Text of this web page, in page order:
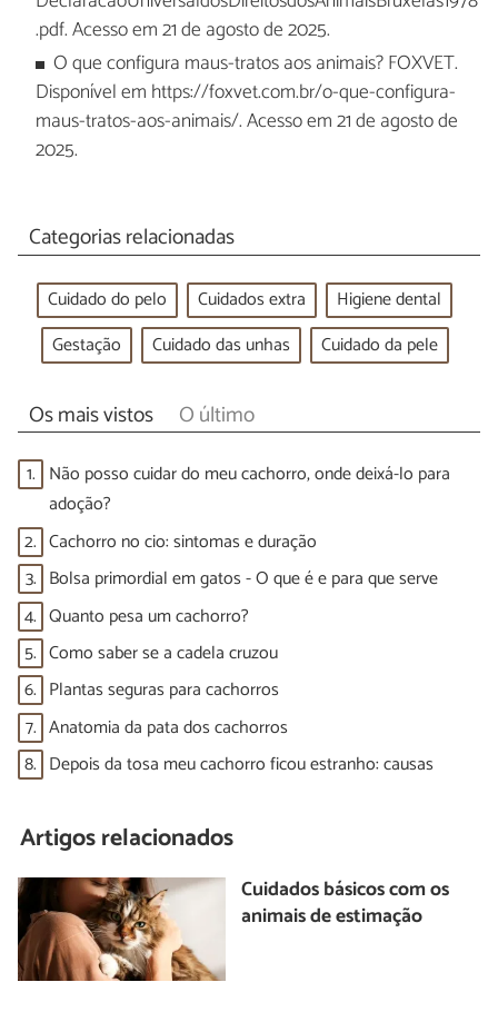
.pdf. Acesso em 21 de agosto de 2025.
O que configura maus-tratos aos animais? FOXVET.
Disponível em https://foxvet.com.br/o-que-configura-
maus-tratos-aos-animais/. Acesso em 21 de agosto de
2025.
Categorias relacionadas
Cuidado do pelo Cuidados extra
Higiene dental
Gestação
Cuidado das unhas Cuidado da pele
Os mais vistos O último
1. Não posso cuidar do meu cachorro, onde deixá-lo para
adoção?
2. Cachorro no cio: sintomas e duração
3. Bolsa primordial em gatos - O que é e para que serve
4. Quanto pesa um cachorro?
5. Como saber se a cadela cruzou
6. Plantas seguras para cachorros
7. Anatomia da pata dos cachorros
8. Depois da tosa meu cachorro ficou estranho: causas
Artigos relacionados
Cuidados básicos com os
animais de estimação